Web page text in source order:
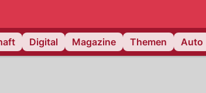
Digital Magazine Themen Auto